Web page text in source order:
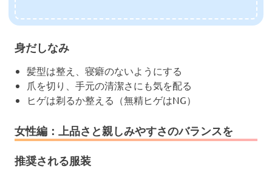
身だしなみ
髪型は整え、寝癖のないようにする
爪を切り、手元の清潔さにも気を配る
ヒゲは剃るか整える（無精ヒゲはNG）
女性編：上品さと親しみやすさのバランスを
推奨される服装